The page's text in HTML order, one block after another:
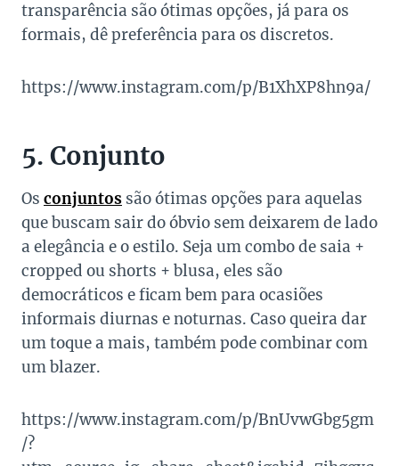
transparência são ótimas opções, já para os
formais, dê preferência para os discretos.
https://www.instagram.com/p/B1XhXP8hn9a/
5. Conjunto
Os conjuntos são ótimas opções para aquelas
que buscam sair do óbvio sem deixarem de lado
a elegância e o estilo. Seja um combo de saia +
cropped ou shorts + blusa, eles são
democráticos e ficam bem para ocasiões
informais diurnas e noturnas. Caso queira dar
um toque a mais, também pode combinar com
um blazer.
https://www.instagram.com/p/BnUvwGbg5gm
/?